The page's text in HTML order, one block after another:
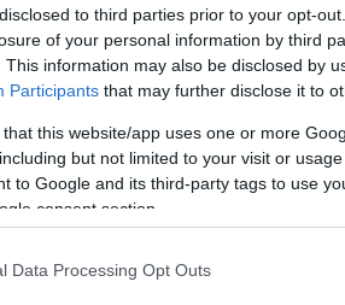
to third parties prior to your opt-
of your personal information by third
This information may also be disclosed by
Participants that may further disclose it to
that this website/app uses one or more
but not limited to your visit or
to Google and its third-party tags to use
consent section.
Data Processing Opt Outs
δυστύχημα
Ωνάση και το
που θα
1973 όταν η μοιραία πτήση με
θα άλλαζε για πάντα την ζωή του
105